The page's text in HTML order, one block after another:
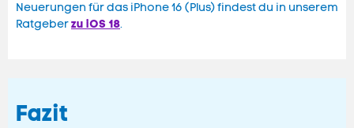
Neuerungen für das iPhone 16 (Plus) findest du in unserem
Ratgeberzu iOS 18.
Fazit